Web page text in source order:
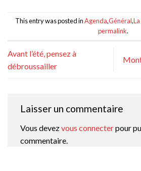
This entry was posted inAgenda,Général,
permalink.
Avant l’été, pensez à
débroussailler
Laisser un commentaire
Vous devezvous connecterpour
commentaire.